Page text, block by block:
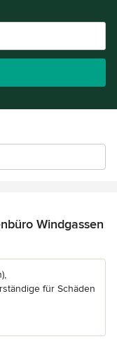
Windgassen
Sternen
für Schäden